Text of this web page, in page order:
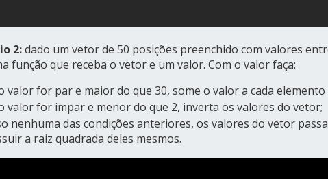
2:dado um vetor de 50 posições preenchido com valores
função que receba o vetor e um valor. Com o valor faça:
valor for par e maior do que 30, some o valor a cada
valor for impar e menor do que 2, inverta os valores do vetor;
nenhuma das condições anteriores, os valores do vetor
a raiz quadrada deles mesmos.